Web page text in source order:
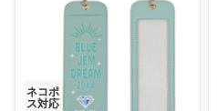
ネコポ
ス対応